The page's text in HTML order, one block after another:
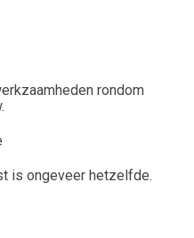
rondom
is ongeveer hetzelfde.